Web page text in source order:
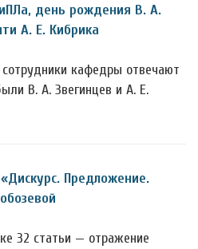
день рождения В. А.
А. Е. Кибрика
кафедры отвечают
В. А. Звегинцев и А. Е.
Предложение.
32 статьи — отражение